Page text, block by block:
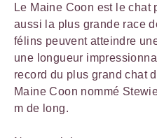
Le Maine Coon est le chat
aussi la plus grande race
félins peuvent atteindre
une longueur
record du plus grand chat
Maine Coon nommé
m de long.